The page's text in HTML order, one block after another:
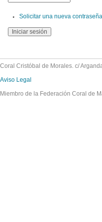
Solicitar una nueva contraseña
Coral Cristóbal de Morales. c/
Aviso Legal
Miembro de la Federación Coral de